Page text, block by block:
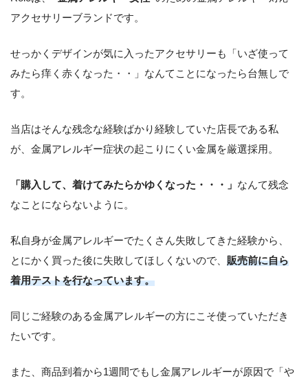
アクセサリーブランドです。
せっかくデザインが気に入ったアクセサリーも「いざ使って
みたら痒く赤くなった・・」なんてことになったら台無しで
す。
当店はそんな残念な経験ばかり経験していた店長である私
が、金属アレルギー症状の起こりにくい金属を厳選採用。
「購入して、着けてみたらかゆくなった・・・」 なんて残念
なことにならないように。
私自身が金属アレルギーでたくさん失敗してきた経験から、
とにかく買った後に失敗してほしくないので、 販売前に自ら
着用テストを行なっています。
同じご経験のある金属アレルギーの方にこそ使っていただき
たいです。
また、商品到着から1週間でもし金属アレルギーが原因で「や